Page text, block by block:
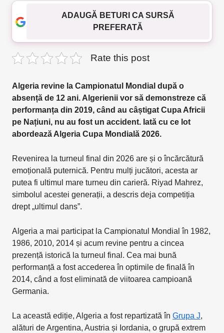
ADAUGĂ BETURI CA SURSĂ
PREFERATĂ
Rate this post
Algeria revine la Campionatul Mondial după o
absență de 12 ani. Algerienii vor să demonstreze că
performanța din 2019, când au câștigat Cupa Africii
pe Națiuni, nu au fost un accident. Iată cu ce lot
abordează Algeria Cupa Mondială 2026.
Revenirea la turneul final din 2026 are și o încărcătură
emoțională puternică. Pentru mulți jucători, acesta ar
putea fi ultimul mare turneu din carieră. Riyad Mahrez,
simbolul acestei generații, a descris deja competiția
drept „ultimul dans”.
Algeria a mai participat la Campionatul Mondial în 1982,
1986, 2010, 2014 și acum revine pentru a cincea
prezență istorică la turneul final. Cea mai bună
performanță a fost accederea în optimile de finală în
2014, când a fost eliminată de viitoarea campioană
Germania.
La această ediție, Algeria a fost repartizată în Grupa J,
alături de Argentina, Austria și Iordania, o grupă extrem